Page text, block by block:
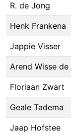
R. de Jong
Henk Frankena
Jappie Visser
Arend Wisse de
Floriaan Zwart
Geale Tadema
Jaap Hofstee